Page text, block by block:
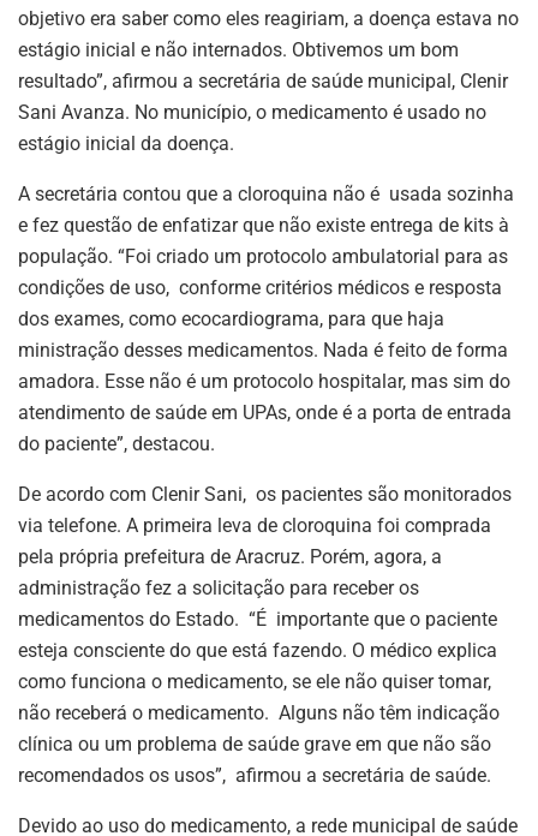
objetivo era saber como eles reagiriam, a doença estava no
estágio inicial e não internados. Obtivemos um bom
resultado”, afirmou a secretária de saúde municipal, Clenir
Sani Avanza. No município, o medicamento é usado no
estágio inicial da doença.
A secretária contou que a cloroquina não é usada sozinha
e fez questão de enfatizar que não existe entrega de kits à
população. “Foi criado um protocolo ambulatorial para as
condições de uso, conforme critérios médicos e resposta
dos exames, como ecocardiograma, para que haja
ministração desses medicamentos. Nada é feito de forma
amadora. Esse não é um protocolo hospitalar, mas sim do
atendimento de saúde em UPAs, onde é a porta de entrada
do paciente”, destacou.
De acordo com Clenir Sani, os pacientes são monitorados
via telefone. A primeira leva de cloroquina foi comprada
pela própria prefeitura de Aracruz. Porém, agora, a
administração fez a solicitação para receber os
medicamentos do Estado. “É importante que o paciente
esteja consciente do que está fazendo. O médico explica
como funciona o medicamento, se ele não quiser tomar,
não receberá o medicamento. Alguns não têm indicação
clínica ou um problema de saúde grave em que não são
recomendados os usos”, afirmou a secretária de saúde.
Devido ao uso do medicamento, a rede municipal de saúde